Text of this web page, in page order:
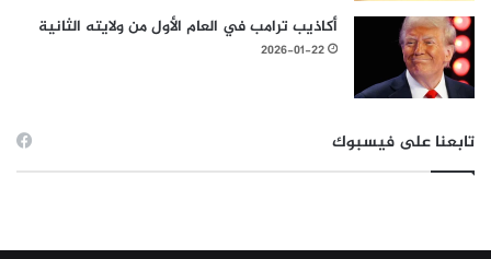
أكاذيب ترامب في العام الأول من ولايته الثانية
2026-01-22
تابعنا على فيسبوك